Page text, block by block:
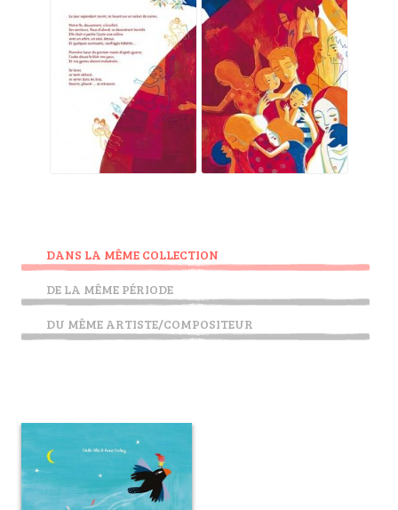
DANS LA MÊME COLLECTION
DE LA MÊME PÉRIODE
DU MÊME ARTISTE/COMPOSITEUR